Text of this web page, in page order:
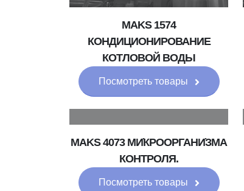
MAKS 1574
КОНДИЦИОНИРОВАНИЕ
КОТЛОВОЙ ВОДЫ
Посмотреть товары
MAKS 4073 МИ̇КРООРГАНИ̇ЗМА
КОНТРОЛЯ.
Посмотреть товары